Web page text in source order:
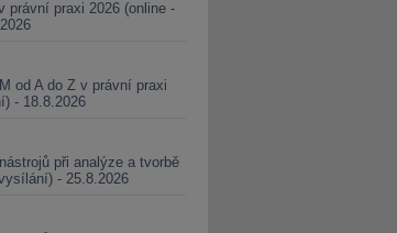
právní praxi 2026 (online -
od A do Z v právní praxi
- 18.8.2026
při analýze a tvorbě
- 25.8.2026